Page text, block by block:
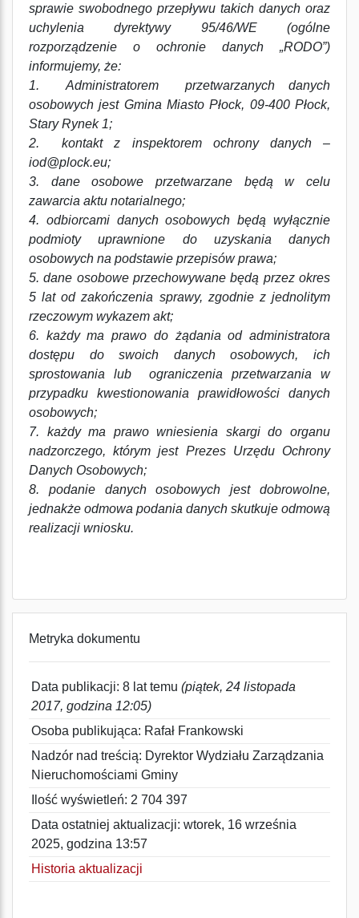
sprawie swobodnego przepływu takich danych oraz
uchylenia dyrektywy 95/46/WE (ogólne
rozporządzenie o ochronie danych „RODO”)
informujemy, że:
1. Administratorem przetwarzanych danych
osobowych jest Gmina Miasto Płock, 09-400 Płock,
Stary Rynek 1;
2. kontakt z inspektorem ochrony danych –
iod@plock.eu;
3. dane osobowe przetwarzane będą w celu
zawarcia aktu notarialnego;
4. odbiorcami danych osobowych będą wyłącznie
podmioty uprawnione do uzyskania danych
osobowych na podstawie przepisów prawa;
5. dane osobowe przechowywane będą przez okres
5 lat od zakończenia sprawy, zgodnie z jednolitym
rzeczowym wykazem akt;
6. każdy ma prawo do żądania od administratora
dostępu do swoich danych osobowych, ich
sprostowania lub ograniczenia przetwarzania w
przypadku kwestionowania prawidłowości danych
osobowych;
7. każdy ma prawo wniesienia skargi do organu
nadzorczego, którym jest Prezes Urzędu Ochrony
Danych Osobowych;
8. podanie danych osobowych jest dobrowolne,
jednakże odmowa podania danych skutkuje odmową
realizacji wniosku.
Metryka dokumentu
Data publikacji: 8 lat temu (piątek, 24 listopada
2017, godzina 12:05)
Osoba publikująca: Rafał Frankowski
Nadzór nad treścią: Dyrektor Wydziału Zarządzania
Nieruchomościami Gminy
Ilość wyświetleń: 2 704 397
Data ostatniej aktualizacji: wtorek, 16 września
2025, godzina 13:57
Historia aktualizacji